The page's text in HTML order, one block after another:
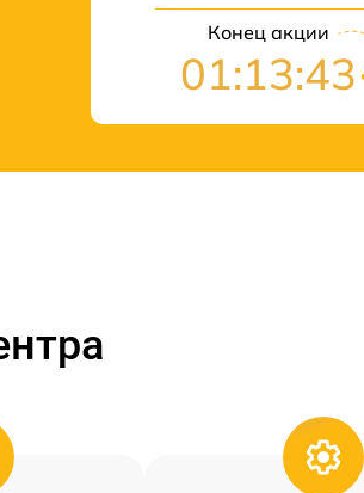
Конец акции
01:13:42